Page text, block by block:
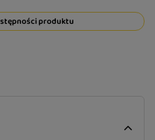
produktu